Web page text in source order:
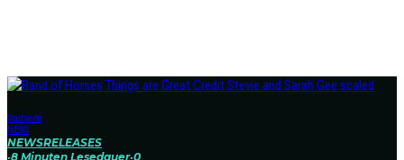
Startseite
NEWS
NEWSRELEASES
·8 Minuten Lesedauer·0